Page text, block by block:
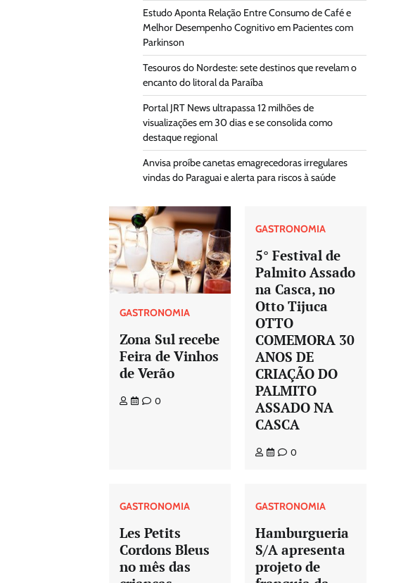
Estudo Aponta Relação Entre Consumo de Café e
Melhor Desempenho Cognitivo em Pacientes com
Parkinson
Tesouros do Nordeste: sete destinos que revelam o
encanto do litoral da Paraíba
Portal JRT News ultrapassa 12 milhões de
visualizações em 30 dias e se consolida como
destaque regional
Anvisa proíbe canetas emagrecedoras irregulares
vindas do Paraguai e alerta para riscos à saúde
GASTRONOMIA
Zona Sul recebe
Feira de Vinhos
de Verão
0
GASTRONOMIA
5° Festival de
Palmito Assado
na Casca, no
Otto Tijuca
OTTO
COMEMORA 30
ANOS DE
CRIAÇÃO DO
PALMITO
ASSADO NA
CASCA
0
GASTRONOMIA
Les Petits
Cordons Bleus
no mês das
GASTRONOMIA
Hamburgueria
S/A apresenta
projeto de